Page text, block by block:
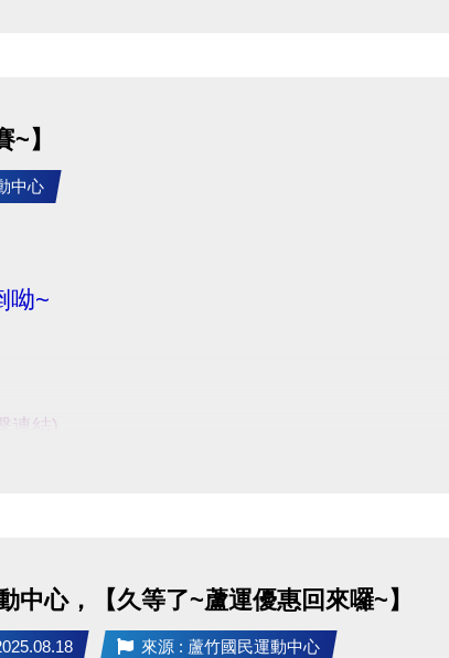
友們一起來享受運動的樂趣
#115 客務部
】
中心
呦~
連結)
s40F6WouBqw7RmJ6Ydiq/
中心，【久等了~蘆運優惠回來囉~】
來源 : 蘆竹國民運動中心